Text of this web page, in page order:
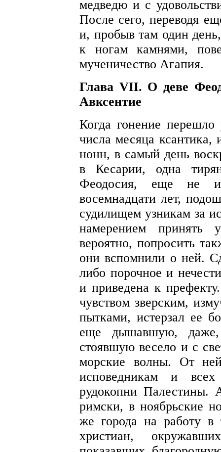
медведю и с
После сего, переводя
и, пробыв там один
к ногам камнями,
мученичество Агапия.
Глава VII. О деве
Авксентие
Когда гонение
числа месяца ксантика,
нонн, в самый день
в Кесарии, одна
Феодосия, еще не
восемнадцати лет,
судилищем узникам за
намерением
вероятно, попросить
они вспомнили о ней.
либо порочное и
и приведена к
чувством зверским,
пытками, истерзал ее
еще дышавшую,
стоявшую весело и с
морские волны. От
исповедникам и
рудокопни Палестины.
римски, в ноябрьские
же города на работу в
христиан,